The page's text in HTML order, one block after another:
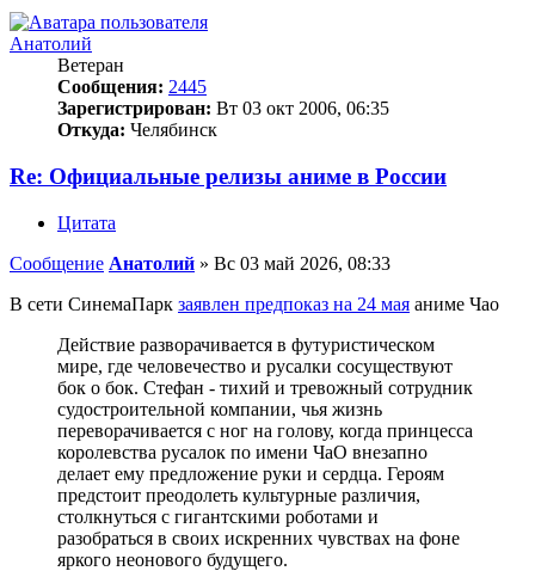
Анатолий
Ветеран
Сообщения: 2445
Зарегистрирован: Вт 03 окт 2006, 06:35
Откуда: Челябинск
Re: Официальные релизы аниме в России
Цитата
Сообщение Анатолий » Вс 03 май 2026, 08:33
В сети СинемаПарк заявлен предпоказ на 24 мая аниме Чао
Действие разворачивается в футуристическом
мире, где человечество и русалки сосуществуют
бок о бок. Стефан - тихий и тревожный сотрудник
судостроительной компании, чья жизнь
переворачивается с ног на голову, когда принцесса
королевства русалок по имени ЧаО внезапно
делает ему предложение руки и сердца. Героям
предстоит преодолеть культурные различия,
столкнуться с гигантскими роботами и
разобраться в своих искренних чувствах на фоне
яркого неонового будущего.